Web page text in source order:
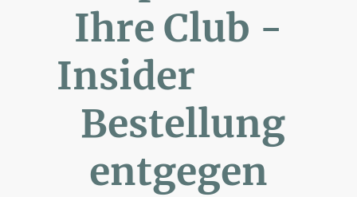
Ihre Club -
Insider
Bestellung
entgegen